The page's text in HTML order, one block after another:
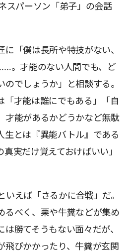
スパーソン「弟子」の会話
「僕は長所や特技がない、
。才能のない人間でも、ど
のでしょうか」と相談する。
「才能は誰にでもある」「自
才能があるかどうかなど無駄
生とは『異能バトル』である
実だけ覚えておけばいい」
えば「さるかに合戦」だ。
るべく、栗や牛糞などが集め
は勝てそうもない面々だが、
飛びかかったり、牛糞が玄関